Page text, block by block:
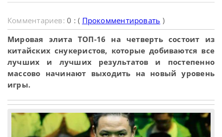
Комментариев:0 : ( Прокомментировать )
Мировая элита ТОП-16 на четверть состоит из
китайских снукеристов, которые добиваются все
лучших и лучших результатов и постепенно
массово начинают выходить на новый уровень
игры.